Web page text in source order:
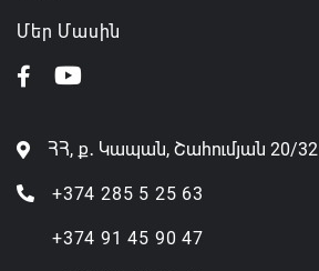
Մեր Մասին
ՀՀ, ք․ Կապան, Շահումյան 20/32
+374 285 5 25 63
+374 91 45 90 47